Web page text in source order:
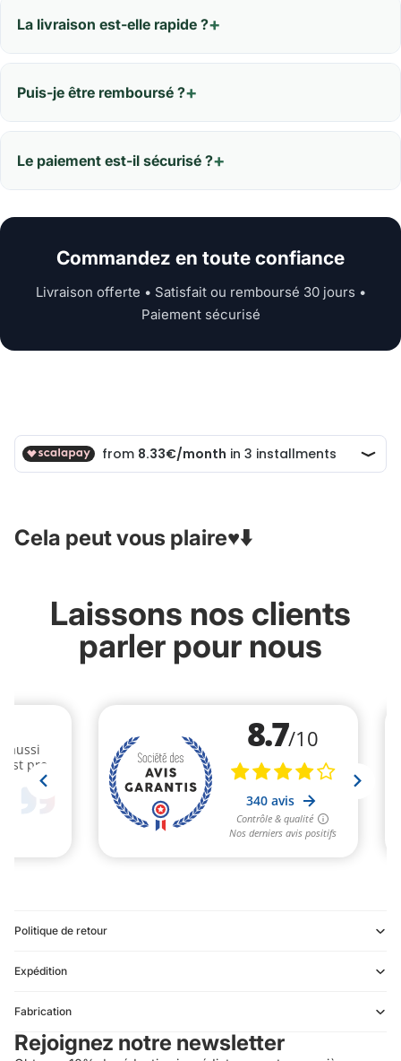
La livraison est-elle rapide ?
Puis-je être remboursé ?
Le paiement est-il sécurisé ?
Commandez en toute confiance
Livraison offerte • Satisfait ou remboursé 30 jours •
Paiement sécurisé
Cela peut vous plaire♥️⬇️
Laissons nos clients
parler pour nous
Politique de retour
Expédition
Fabrication
Rejoignez notre newsletter
Terms of service